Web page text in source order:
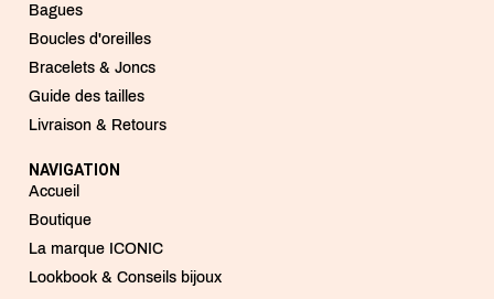
Bagues
Boucles d'oreilles
Bracelets & Joncs
Guide des tailles
Livraison & Retours
NAVIGATION
Accueil
Boutique
La marque ICONIC
Lookbook & Conseils bijoux